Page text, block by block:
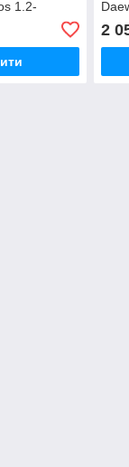
1.2-
2